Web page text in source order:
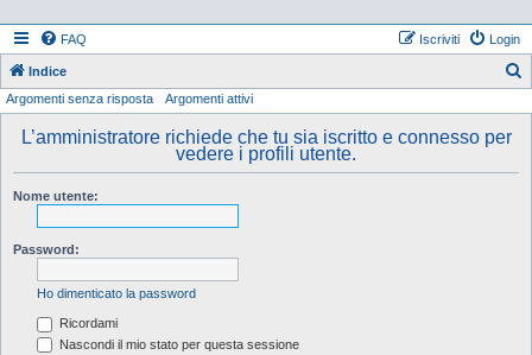
FAQ Login
Iscriviti
Indice
Argomenti senza risposta Argomenti attivi
L’amministratore richiede che tu sia iscritto e connesso per
vedere i profili utente.
Nome utente:
Password:
Ho dimenticato la password
Ricordami
Nascondi il mio stato per questa sessione